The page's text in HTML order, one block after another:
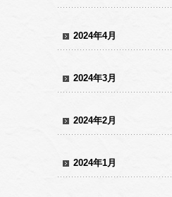
2024年4月
2024年3月
2024年2月
2024年1月